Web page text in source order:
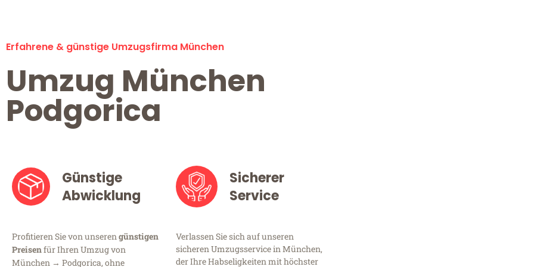
Erfahrene & günstige Umzugsfirma München
Umzug München
Podgorica
Günstige
Abwicklung
Profitieren Sie von unserengünstigen
Preisenfür Ihren Umzug von
München → Podgorica, ohne
Sicherer
Service
Verlassen Sie sich auf unseren
sicheren Umzugsservice in München,
der Ihre Habseligkeiten mit höchster